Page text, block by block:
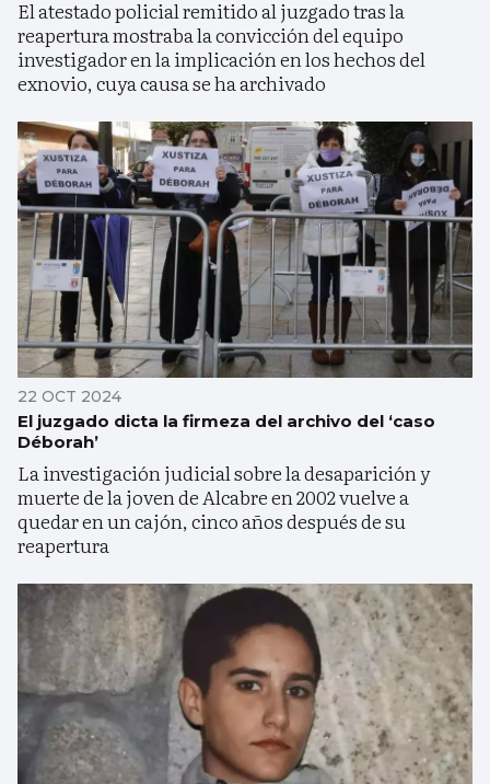
El atestado policial remitido al juzgado tras la
reapertura mostraba la convicción del equipo
investigador en la implicación en los hechos del
exnovio, cuya causa se ha archivado
22 OCT 2024
El juzgado dicta la firmeza del archivo del ‘caso
Déborah’
La investigación judicial sobre la desaparición y
muerte de la joven de Alcabre en 2002 vuelve a
quedar en un cajón, cinco años después de su
reapertura